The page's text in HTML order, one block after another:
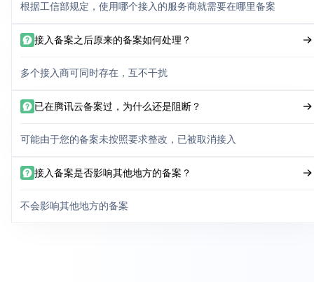
根据工信部规定，使用哪个接入的服务商就需要在哪里备案
接入备案之后原来的备案如何处理？
多个接入商可同时存在，互不干扰
已在腾讯云备案过，为什么还是阻断？
可能由于您的备案未按照要求整改，已被取消接入
接入备案是否影响其他地方的备案？
不会影响其他地方的备案